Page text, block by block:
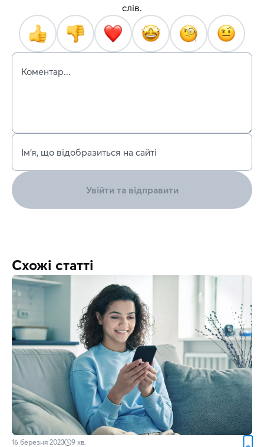
слів.
Коментар...
Ім’я, що відобразиться на сайті
Увійти та відправити
Схожі статті
16 березня 2023 9 хв.